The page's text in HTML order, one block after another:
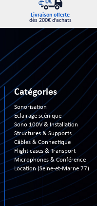
Livraison offerte
dès 200€ d’achats
Catégories
Sonorisation
Eclairage scénique
Sono 100V & Installation
Structures & Supports
Câbles & Connectique
Flight cases & Transport
Microphones & Conférence
Location (Seine-et-Marne 77)